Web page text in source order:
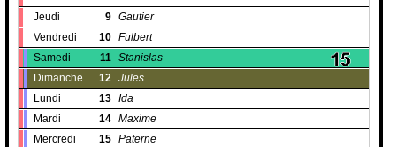
Jeudi
9 Gautier
Vendredi
10 Fulbert
Samedi
11 Stanislas
Dimanche
12 Jules
Lundi
13 Ida
Mardi
14 Maxime
Mercredi
15 Paterne